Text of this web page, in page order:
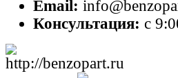
Email:
Консультация: с